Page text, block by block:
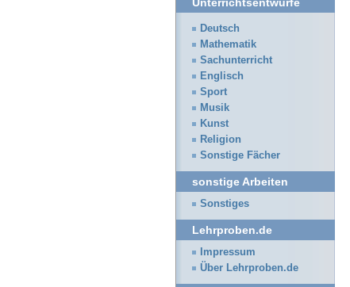
Deutsch
Mathematik
Sachunterricht
Englisch
Sport
Musik
Kunst
Religion
Sonstige Fächer
sonstige Arbeiten
Sonstiges
Lehrproben.de
Impressum
Über Lehrproben.de